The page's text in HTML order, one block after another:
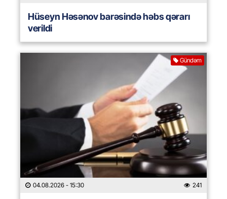
Hüseyn Həsənov barəsində həbs qərarı
verildi
Gündəm
04.08.2026 - 15:30 241